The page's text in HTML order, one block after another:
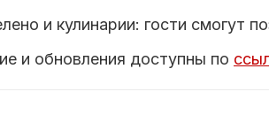
и кулинарии: гости смогут
и обновления доступны по